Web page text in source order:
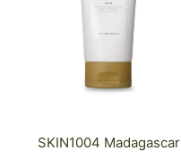
SKIN1004 Madagascar